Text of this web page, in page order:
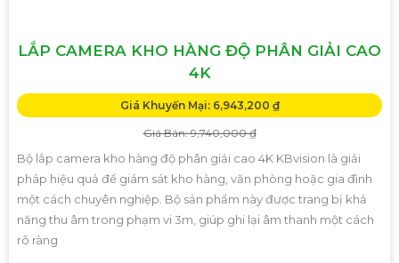
LẮP CAMERA KHO HÀNG ĐỘ PHÂN GIẢI CAO
4K
Giá Khuyến Mại: 6,943,200 ₫
Giá Bán: 9,740,000 ₫
Bộ lắp camera kho hàng độ phân giải cao 4K KBvision là giải
pháp hiệu quả để giám sát kho hàng, văn phòng hoặc gia đình
một cách chuyên nghiệp. Bộ sản phẩm này được trang bị khả
năng thu âm trong phạm vi 3m, giúp ghi lại âm thanh một cách
rõ ràng